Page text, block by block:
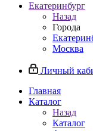
Екатеринбург
Назад
Города
Москва
Личный
Главная
Каталог
Назад
Каталог